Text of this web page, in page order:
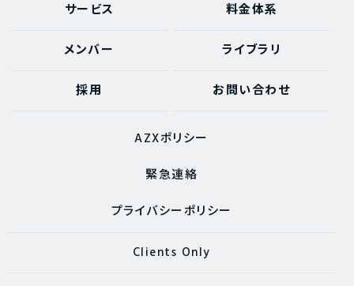
サービス 料金体系
メンバー ライブラリ
採用 お問い合わせ
AZXポリシー
緊急連絡
プライバシーポリシー
Clients Only